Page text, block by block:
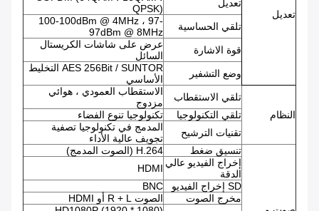
تعديل
تعديل
QPSK)
تلقي الحساسية
100-100dBm @ 4MHz ، 97-
97dBm @ 8MHz
قوة الاشارة
عرض على شاشات الكريستال
السائل
وضع التشفير
AES 256Bit / SUNTOR التخليط
الأساسي
النظام
تلقي الاستقطاب
الاستقطاب العمودي ، هوائي
مزدوج
تلقي التكنولوجيا
تكنولوجيا تنوع الفضاء
تقنيات الترشيح
المدمج في تكنولوجيا تصفية
تجويف عالية الأداء
تنسيق ضغط
H.264 (الصوت المدمج)
إخراج الفيديو عالي
الدقة
HDMI
SD إخراج الفيديو
BNC
مخرج الصوت
الصوت R + L أو HDMI